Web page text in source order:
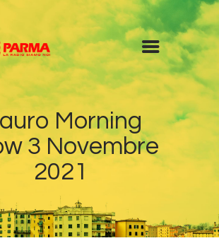
Morning
3 Novembre
2021